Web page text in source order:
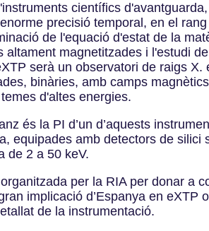
científics
precisió temporal, en el
de l'equació d'estat de la
magnetitzades i l'estudi
serà un observatori de raigs
binàries, amb camps
d'altes energies.
és la PI d’un d’aquests
equipades amb detectors de silici
de 2 a 50 keV.
per la RIA per donar a
implicació d’Espanya en eXTP
de la instrumentació.